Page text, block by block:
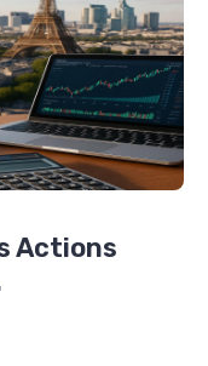
Actions